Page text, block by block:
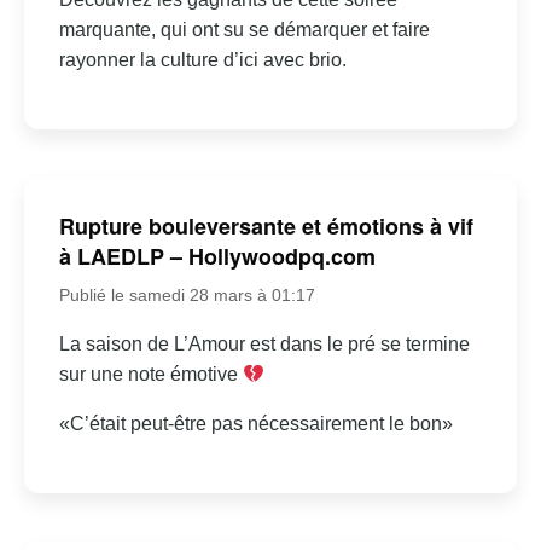
marquante, qui ont su se démarquer et faire
rayonner la culture d’ici avec brio.
Rupture bouleversante et émotions à vif
à LAEDLP – Hollywoodpq.com
Publié le samedi 28 mars à 01:17
La saison de L’Amour est dans le pré se termine
sur une note émotive
«C’était peut-être pas nécessairement le bon»